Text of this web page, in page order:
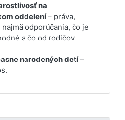
na
oddelení– práva,
odporúčania, čo je
a čo od rodičov
narodených detí–